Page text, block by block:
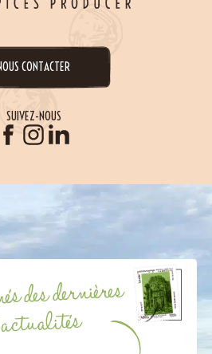
CONTACTER
SUIVEZ-NOUS
des dernières